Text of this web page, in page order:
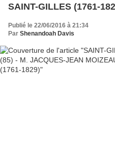
SAINT-GILLES (1761-
Publié le 22/06/2016 à 21:34
Par Shenandoah Davis